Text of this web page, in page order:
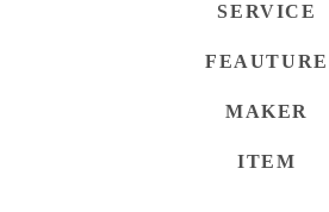
SERVICE
FEAUTURE
MAKER
ITEM